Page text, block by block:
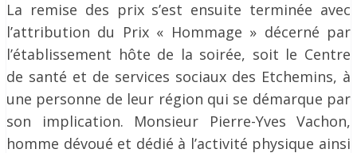
La remise des prix s’est ensuite terminée avec
l’attribution du Prix « Hommage » décerné par
l’établissement hôte de la soirée, soit le Centre
de santé et de services sociaux des Etchemins, à
une personne de leur région qui se démarque par
son implication. Monsieur Pierre-Yves Vachon,
homme dévoué et dédié à l’activité physique ainsi